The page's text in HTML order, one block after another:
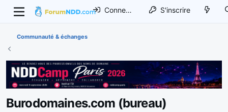
Connexion S'inscrire
Communauté & échanges
Burodomaines.com (bureau)